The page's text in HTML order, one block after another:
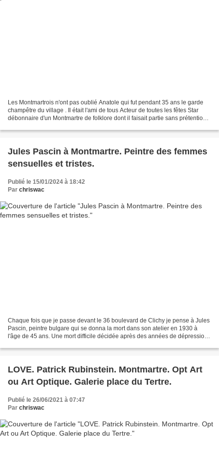
Les Montmartrois n'ont pas oublié Anatole qui fut pendant 35 ans le garde
champêtre du village . Il était l'ami de tous Acteur de toutes les fêtes Star
débonnaire d'un Montmartre de folklore dont il faisait partie sans prétention
Jules Pascin à Montmartre. Peintre des femmes
sensuelles et tristes.
Publié le 15/01/2024 à 18:42
Par chriswac
Chaque fois que je passe devant le 36 boulevard de Clichy je pense à Jules
Pascin, peintre bulgare qui se donna la mort dans son atelier en 1930 à
l'âge de 45 ans. Une mort difficile décidée après des années de dépression
LOVE. Patrick Rubinstein. Montmartre. Opt Art
ou Art Optique. Galerie place du Tertre.
Publié le 26/06/2021 à 07:47
Par chriswac